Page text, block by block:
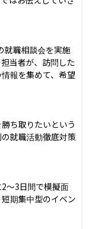
就職相談会を実施
当者が、訪問した
報を集めて、希望
ち取りたいという
就職活動徹底対策
～3日間で模擬面
期集中型のイベン